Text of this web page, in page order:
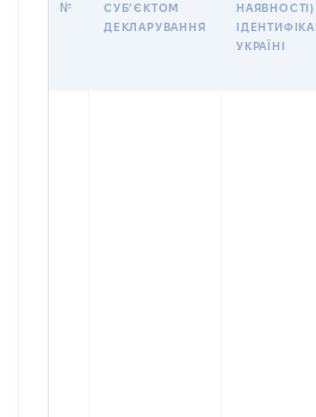
№
СУБʼЄКТОМ
ДЕКЛАРУВАННЯ
УКРАЇНІ